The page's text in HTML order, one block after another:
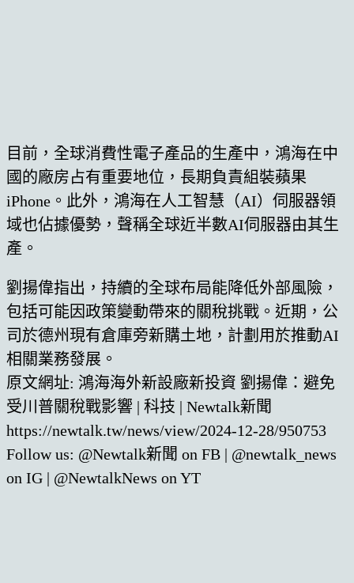
目前，全球消費性電子產品的生產中，鴻海在中
國的廠房占有重要地位，長期負責組裝蘋果
iPhone。此外，鴻海在人工智慧（AI）伺服器領
域也佔據優勢，聲稱全球近半數AI伺服器由其生
產。
劉揚偉指出，持續的全球布局能降低外部風險，
包括可能因政策變動帶來的關稅挑戰。近期，公
司於德州現有倉庫旁新購土地，計劃用於推動AI
相關業務發展。
原文網址: 鴻海海外新設廠新投資 劉揚偉：避免
受川普關稅戰影響 | 科技 | Newtalk新聞
https://newtalk.tw/news/view/2024-12-28/950753
Follow us: @Newtalk新聞 on FB | @newtalk_news
on IG | @NewtalkNews on YT